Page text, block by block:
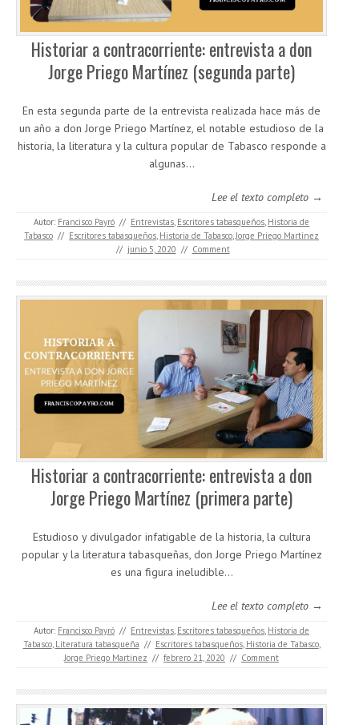
Historiar a contracorriente: entrevista a don
Jorge Priego Martínez (segunda parte)
En esta segunda parte de la entrevista realizada hace más de
un año a don Jorge Priego Martínez, el notable estudioso de la
historia, la literatura y la cultura popular de Tabasco responde a
algunas…
Lee el texto completo →
Autor: Francisco Payró // Entrevistas Escritores tabasqueños Historia de
Tabasco // Escritores tabasqueños Historia de Tabasco Jorge Priego Martínez
// junio 5, 2020 // Comment
Historiar a contracorriente: entrevista a don
Jorge Priego Martínez (primera parte)
Estudioso y divulgador infatigable de la historia, la cultura
popular y la literatura tabasqueñas, don Jorge Priego Martínez
es una figura ineludible...
Lee el texto completo →
Autor: Francisco Payró // Entrevistas Escritores tabasqueños Historia de
Tabasco, Literatura tabasqueña // Escritores tabasqueños, Historia de Tabasco,
Jorge Priego Martínez // febrero 21, 2020 // Comment